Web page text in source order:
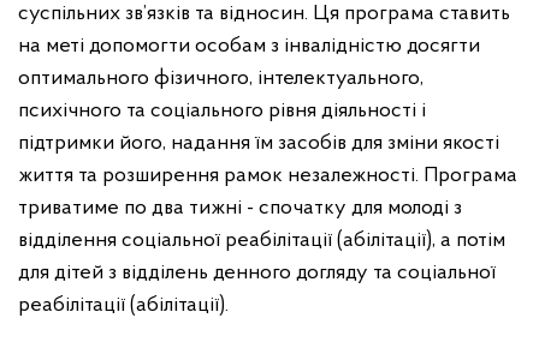
суспільних зв’язків та відносин. Ця програма ставить
на меті допомогти особам з інвалідністю досягти
оптимального фізичного, інтелектуального,
психічного та соціального рівня діяльності і
підтримки його, надання їм засобів для зміни якості
життя та розширення рамок незалежності. Програма
триватиме по два тижні - спочатку для молоді з
відділення соціальної реабілітації (абілітації), а потім
для дітей з відділень денного догляду та соціальної
реабілітації (абілітації).